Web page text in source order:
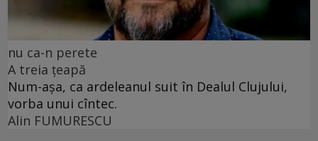
nu ca-n perete
A treia țeapă
Num-așa, ca ardeleanul suit în Dealul Clujului,
vorba unui cîntec.
Alin FUMURESCU